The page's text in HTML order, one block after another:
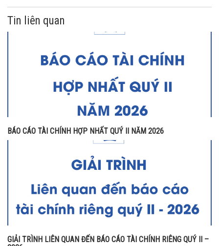
Tin liên quan
BÁO CÁO TÀI CHÍNH HỢP NHẤT QUÝ II NĂM 2026
GIẢI TRÌNH LIÊN QUAN ĐẾN BÁO CÁO TÀI CHÍNH RIÊNG QUÝ II –